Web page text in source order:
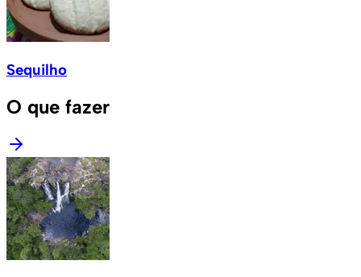
Sequilho
O que fazer